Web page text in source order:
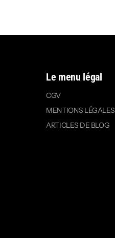
Le menu légal
CGV
MENTIONS LÉGALES
ARTICLES DE BLOG